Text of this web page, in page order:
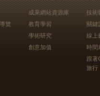
覽
成果網站資源庫
教育學習
學術研究
創意加值
技術
關鍵
線上
時間
跟
旅行